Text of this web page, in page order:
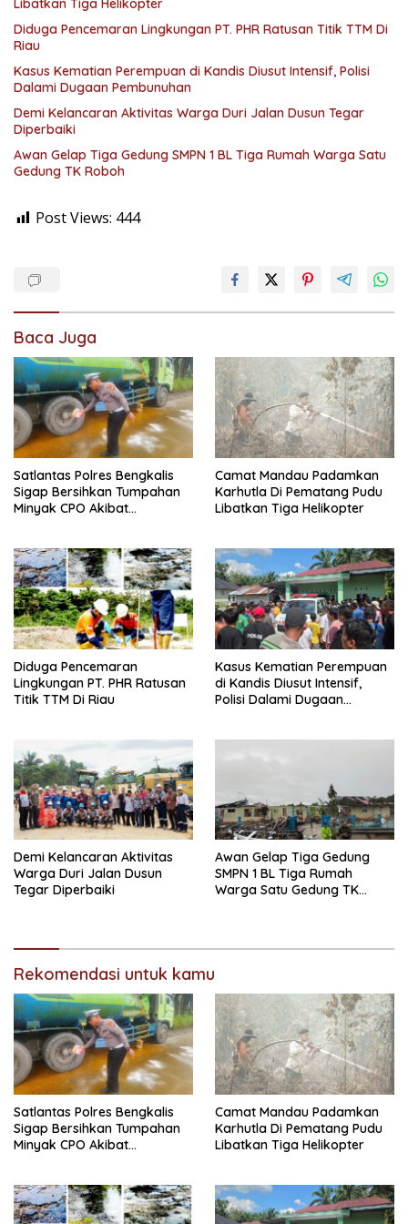
Libatkan Tiga Helikopter
Diduga Pencemaran Lingkungan PT. PHR Ratusan Titik TTM Di
Riau
Kasus Kematian Perempuan di Kandis Diusut Intensif, Polisi
Dalami Dugaan Pembunuhan
Demi Kelancaran Aktivitas Warga Duri Jalan Dusun Tegar
Diperbaiki
Awan Gelap Tiga Gedung SMPN 1 BL Tiga Rumah Warga Satu
Gedung TK Roboh
Post Views: 444
Baca Juga
Satlantas Polres Bengkalis
Sigap Bersihkan Tumpahan
Minyak CPO Akibat
Camat Mandau Padamkan
Karhutla Di Pematang Pudu
Libatkan Tiga Helikopter
Diduga Pencemaran
Lingkungan PT. PHR Ratusan
Titik TTM Di Riau
Kasus Kematian Perempuan
di Kandis Diusut Intensif,
Polisi Dalami Dugaan
Demi Kelancaran Aktivitas
Warga Duri Jalan Dusun
Tegar Diperbaiki
Awan Gelap Tiga Gedung
SMPN 1 BL Tiga Rumah
Warga Satu Gedung TK
Rekomendasi untuk kamu
Satlantas Polres Bengkalis
Sigap Bersihkan Tumpahan
Minyak CPO Akibat
Camat Mandau Padamkan
Karhutla Di Pematang Pudu
Libatkan Tiga Helikopter